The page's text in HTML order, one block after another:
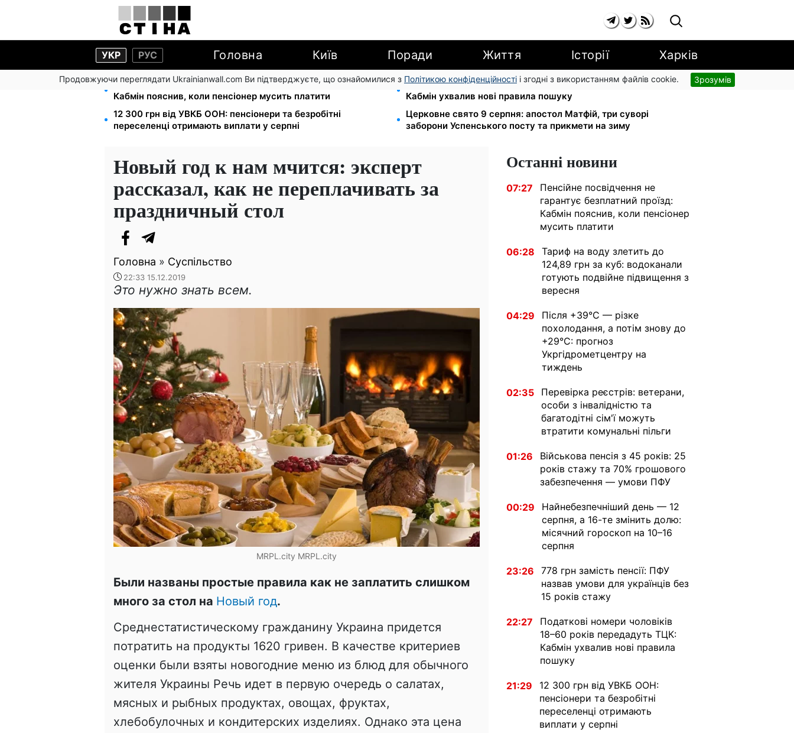
УКР РУС Головна Київ Поради Життя Історії Харків
Продовжуючи переглядати Ukrainianwall.com Ви підтверджуєте, що ознайомилися з Політикою конфіденційності і згодні з використанням файлів cookie. Зрозумів
Пенсійне посвідчення не гарантує безплатний проїзд:
Кабмін пояснив, коли пенсіонер мусить платити
Податкові номери чоловіків 18–60 років передадуть ТЦК:
Кабмін ухвалив нові правила пошуку
12 300 грн від УВКБ ООН: пенсіонери та безробітні
переселенці отримають виплати у серпні
Церковне свято 9 серпня: апостол Матфій, три суворі
заборони Успенського посту та прикмети на зиму
Новый год к нам мчится: эксперт
рассказал, как не переплачивать за
праздничный стол
Головна » Суспільство
22:33 15.12.2019
Это нужно знать всем.
MRPL.city MRPL.city
Были названы простые правила как не заплатить слишком
много за стол на Новый год.
Среднестатистическому гражданину Украина придется
потратить на продукты 1620 гривен. В качестве критериев
оценки были взяты новогодние меню из блюд для обычного
жителя Украины Речь идет в первую очередь о салатах,
мясных и рыбных продуктах, овощах, фруктах,
хлебобулочных и кондитерских изделиях. Однако эта цена
Останні новини
07:27
Пенсійне посвідчення не
гарантує безплатний проїзд:
Кабмін пояснив, коли пенсіонер
мусить платити
06:28
Тариф на воду злетить до
124,89 грн за куб: водоканали
готують подвійне підвищення з
вересня
04:29
Після +39°C — різке
похолодання, а потім знову до
+29°C: прогноз
Укргідрометцентру на
тиждень
02:35
Перевірка реєстрів: ветерани,
особи з інвалідністю та
багатодітні сім'ї можуть
втратити комунальні пільги
01:26
Військова пенсія з 45 років: 25
років стажу та 70% грошового
забезпечення — умови ПФУ
00:29
Найнебезпечніший день — 12
серпня, а 16-те змінить долю:
місячний гороскоп на 10–16
серпня
23:26
778 грн замість пенсії: ПФУ
назвав умови для українців без
15 років стажу
22:27
Податкові номери чоловіків
18–60 років передадуть ТЦК:
Кабмін ухвалив нові правила
пошуку
21:29
12 300 грн від УВКБ ООН:
пенсіонери та безробітні
переселенці отримають
виплати у серпні